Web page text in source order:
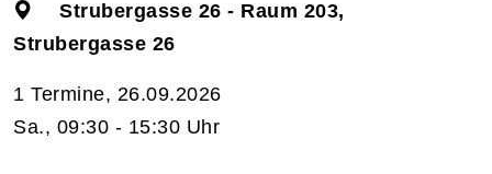
Strubergasse 26 - Raum 203,
Strubergasse 26
1 Termine, 26.09.2026
Sa., 09:30 - 15:30 Uhr